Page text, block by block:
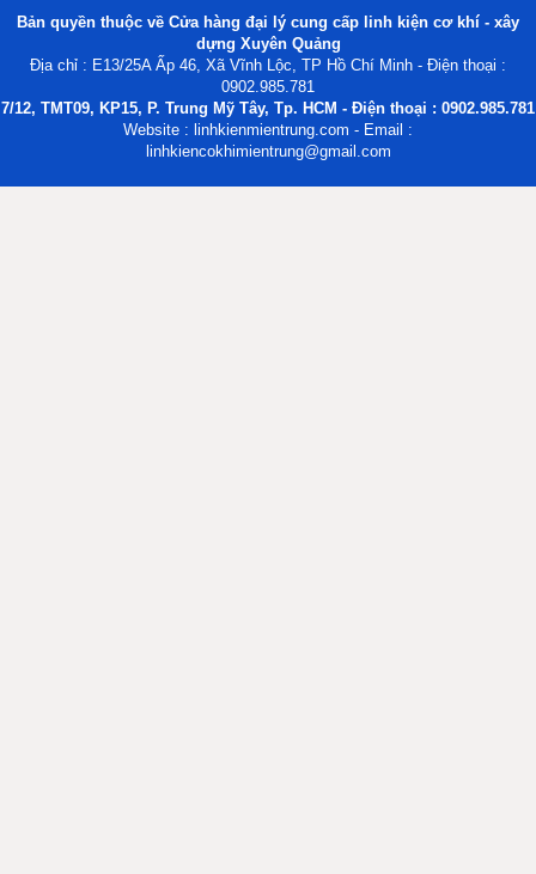
Bản quyền thuộc về Cửa hàng đại lý cung cấp linh kiện cơ khí - xây
dựng Xuyên Quảng
Địa chỉ : E13/25A Ấp 46, Xã Vĩnh Lộc, TP Hồ Chí Minh - Điện thoại :
0902.985.781
7/12, TMT09, KP15, P. Trung Mỹ Tây, Tp. HCM - Điện thoại : 0902.985.781
Website : linhkienmientrung.com - Email :
linhkiencokhimientrung@gmail.com